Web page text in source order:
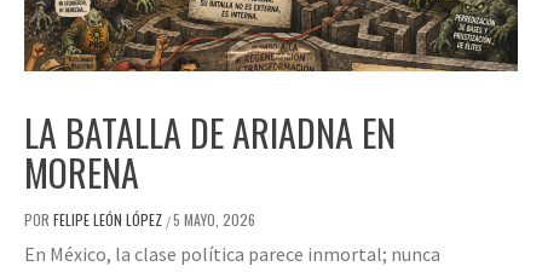
LA BATALLA DE ARIADNA EN
MORENA
POR FELIPE LEÓN LÓPEZ /5 MAYO, 2026
En México, la clase política parece inmortal; nunca